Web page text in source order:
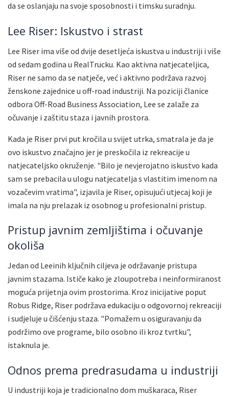
da se oslanjaju na svoje sposobnosti i timsku suradnju.
Lee Riser: Iskustvo i strast
Lee Riser ima više od dvije desetljeća iskustva u industriji i više
od sedam godina u RealTrucku. Kao aktivna natjecateljica,
Riser ne samo da se natječe, već i aktivno podržava razvoj
ženskone zajednice u off-road industriji. Na poziciji članice
odbora Off-Road Business Association, Lee se zalaže za
očuvanje i zaštitu staza i javnih prostora.
Kada je Riser prvi put kročila u svijet utrka, smatrala je da je
ovo iskustvo značajno jer je preskočila iz rekreacije u
natjecateljsko okruženje. "Bilo je nevjerojatno iskustvo kada
sam se prebacila u ulogu natjecatelja s vlastitim imenom na
vozačevim vratima", izjavila je Riser, opisujući utjecaj koji je
imala na nju prelazak iz osobnog u profesionalni pristup.
Pristup javnim zemljištima i očuvanje
okoliša
Jedan od Leeinih ključnih ciljeva je održavanje pristupa
javnim stazama. Ističe kako je zloupotreba i neinformiranost
moguća prijetnja ovim prostorima. Kroz inicijative poput
Robus Ridge, Riser podržava edukaciju o odgovornoj rekreaciji
i sudjeluje u čišćenju staza. "Pomažem u osiguravanju da
podržimo ove programe, bilo osobno ili kroz tvrtku",
istaknula je.
Odnos prema predrasudama u industriji
U industriji koja je tradicionalno dom muškaraca, Riser